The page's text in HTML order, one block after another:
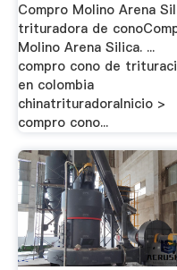
Compro Molino Arena
trituradora de
Molino Arena Silica. ...
compro cono de
en colombia
chinatrituradoraInicio >
compro cono...